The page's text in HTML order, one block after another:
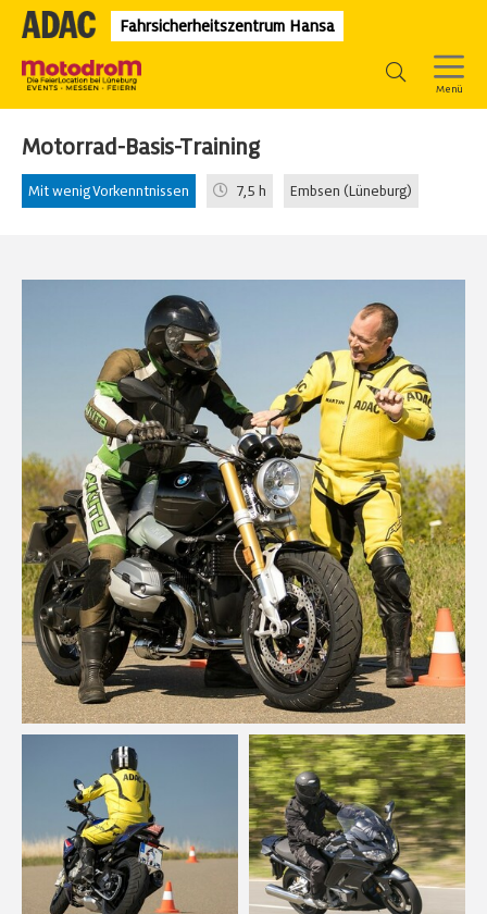
Fahrsicherheitszentrum Hansa
Motorrad-Basis-Training
Mit wenig Vorkenntnissen 7,5 h Embsen (Lüneburg)